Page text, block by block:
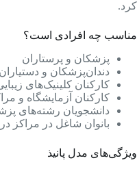
کرد.
مناسب چه افرادی است؟
پزشکان و پرستاران
دندان‌پزشکان و دستیاران
کارکنان کلینیک‌های
کارکنان آزمایشگاه و
دانشجویان رشته‌های
بانوان شاغل در مراکز
ویژگی‌های مدل پانیذ